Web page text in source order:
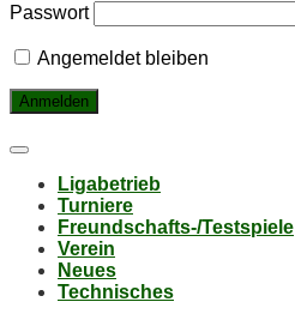
Passwort
Angemeldet bleiben
Li­ga­be­trieb
Tur­nie­re
Freund­schafts-/Test­spie­le
Ver­ein
Neu­es
Tech­ni­sches